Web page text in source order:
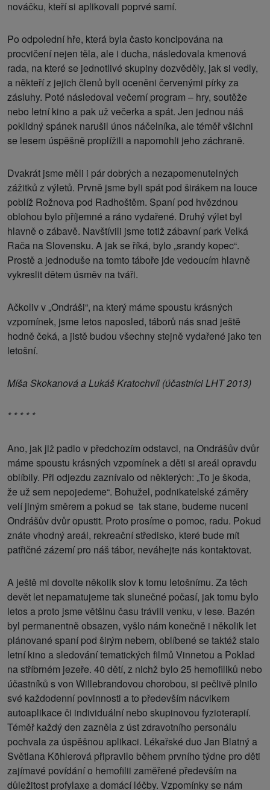
nováčku, kteří si aplikovali poprvé samí.
Po odpolední hře, která byla často koncipována na
procvičení nejen těla, ale i ducha, následovala kmenová
rada, na které se jednotlivé skupiny dozvěděly, jak si vedly,
a někteří z jejich členů byli oceněni červenými pírky za
zásluhy. Poté následoval večerní program – hry, soutěže
nebo letní kino a pak už večerka a spát. Jen jednou náš
poklidný spánek narušil únos náčelníka, ale téměř všichni
se lesem úspěšně proplížili a napomohli jeho záchraně.
Dvakrát jsme měli i pár dobrých a nezapomenutelných
zážitků z výletů. Prvně jsme byli spát pod širákem na louce
poblíž Rožnova pod Radhoštěm. Spaní pod hvězdnou
oblohou bylo příjemné a ráno vydařené. Druhý výlet byl
hlavně o zábavě. Navštívili jsme totiž zábavní park Velká
Rača na Slovensku. A jak se říká, bylo „srandy kopec“.
Prostě a jednoduše na tomto táboře jde vedoucím hlavně
vykreslit dětem úsměv na tváři.
Ačkoliv v „Ondráši“, na který máme spoustu krásných
vzpomínek, jsme letos naposled, táborů nás snad ještě
hodně čeká, a jistě budou všechny stejně vydařené jako ten
letošní.
Míša Skokanová a Lukáš Kratochvíl (účastníci LHT 2013)
* * * * *
Ano, jak již padlo v předchozím odstavci, na Ondrášův dvůr
máme spoustu krásných vzpomínek a děti si areál opravdu
oblíbily. Při odjezdu zaznívalo od některých: „To je škoda,
že už sem nepojedeme“. Bohužel, podnikatelské záměry
velí jiným směrem a pokud se tak stane, budeme nuceni
Ondrášův dvůr opustit. Proto prosíme o pomoc, radu. Pokud
znáte vhodný areál, rekreační středisko, které bude mít
patřičné zázemí pro náš tábor, neváhejte nás kontaktovat.
A ještě mi dovolte několik slov k tomu letošnímu. Za těch
devět let nepamatujeme tak slunečné počasí, jak tomu bylo
letos a proto jsme většinu času trávili venku, v lese. Bazén
byl permanentně obsazen, vyšlo nám konečně i několik let
plánované spaní pod širým nebem, oblíbené se taktéž stalo
letní kino a sledování tematických filmů Vinnetou a Poklad
na stříbrném jezeře. 40 dětí, z nichž bylo 25 hemofiliků nebo
účastníků s von Willebrandovou chorobou, si pečlivě plnilo
své každodenní povinnosti a to především nácvikem
autoaplikace či individuální nebo skupinovou fyzioterapií.
Téměř každý den zazněla z úst zdravotního personálu
pochvala za úspěšnou aplikaci. Lékařské duo Jan Blatný a
Světlana Köhlerová připravilo během prvního týdne pro děti
zajímavé povídání o hemofilii zaměřené především na
důležitost profylaxe a domácí léčby. Vzpomínky se nám